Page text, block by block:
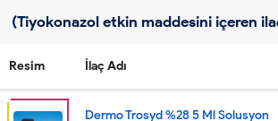
(Tiyokonazol etkin maddesini içeren
Resim İlaç Adı
Dermo Trosyd %28 5 Ml Solusyon